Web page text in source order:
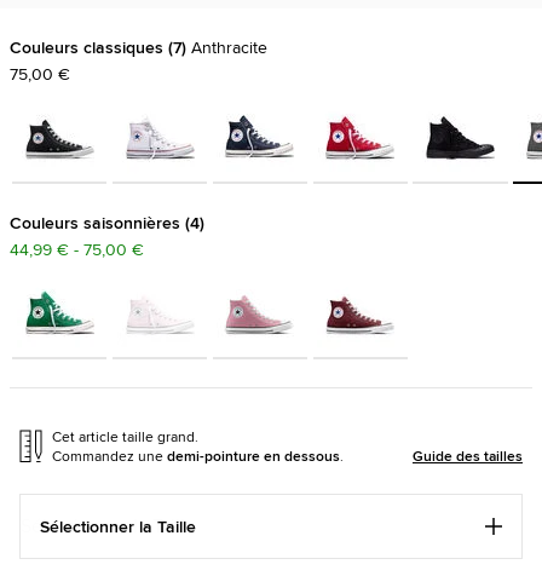
Couleurs classiques 7 Anthracite
75,00 €
Couleurs saisonnières 4
44,99 € - 75,00 €
Cet article taille grand.
Commandez unedemi-pointure en dessous. Guide des tailles
Sélectionner la Taille